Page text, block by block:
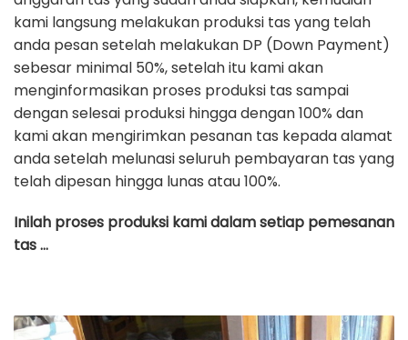
kami langsung melakukan produksi tas yang telah
anda pesan setelah melakukan DP (Down Payment)
sebesar minimal 50%, setelah itu kami akan
menginformasikan proses produksi tas sampai
dengan selesai produksi hingga dengan 100% dan
kami akan mengirimkan pesanan tas kepada alamat
anda setelah melunasi seluruh pembayaran tas yang
telah dipesan hingga lunas atau 100%.
Inilah proses produksi kami dalam setiap pemesanan
tas …